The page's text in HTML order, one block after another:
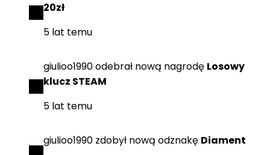
20zł
5 lat temu
giulioo1990odebrał nową nagrodę Losowy
klucz STEAM
5 lat temu
giulioo1990 zdobył nową odznakę Diament